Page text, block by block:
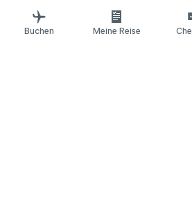
Verwandte Websites
Reiseführer
Buchen Meine Reise